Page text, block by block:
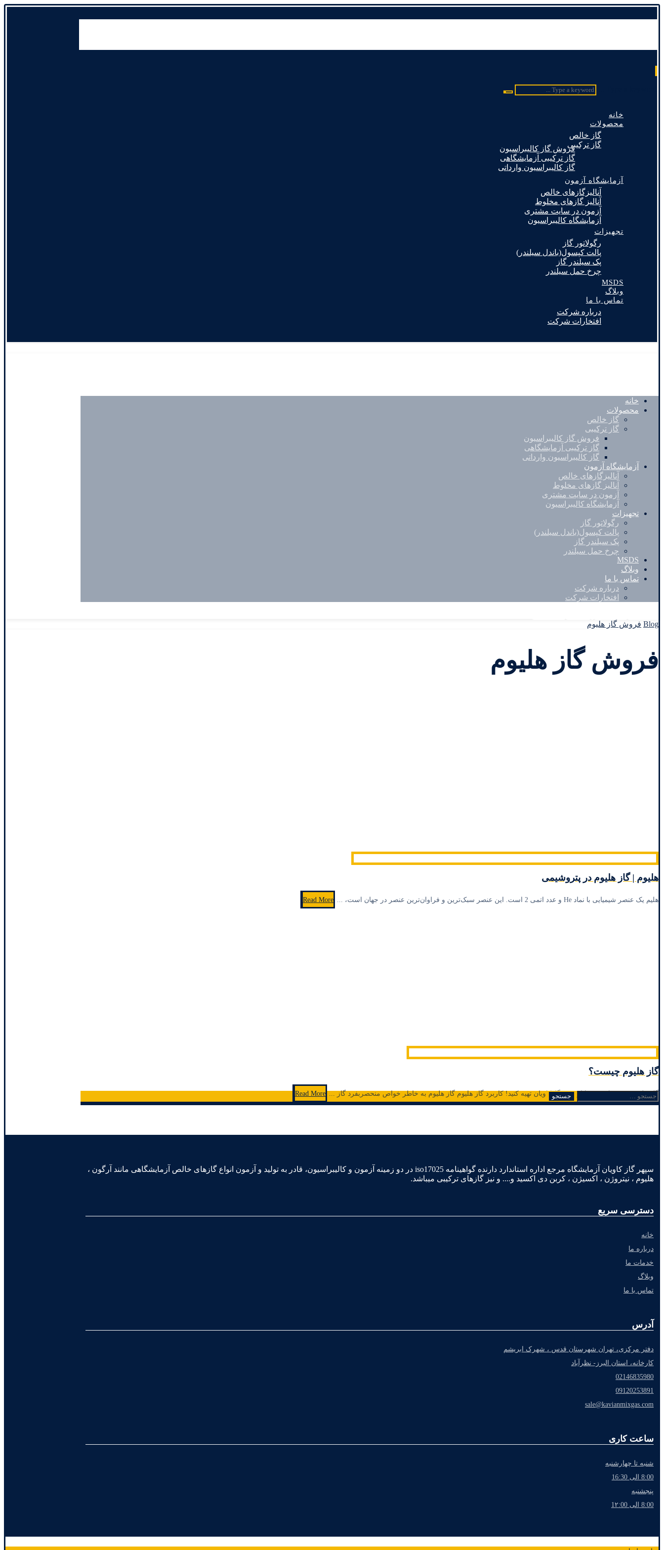
خانه
محصولات
گاز خالص
گاز ترکیبیفروش گاز کالیبراسیون
گاز ترکیبی آزمایشگاهی
گاز کالیبراسیون وارداتی
آزمایشگاه آزمون
آنالیزگازهای خالص
آنالیز گازهای مخلوط
آزمون در سایت مشتری
آزمایشگاه کالیبراسیون
تجهیزات
رگولاتور گاز
پالت کپسول(باندل سیلندر)
پک سیلندر گاز
چرخ حمل سیلندر
MSDS
وبلاگ
تماس با ما
درباره شرکت
افتخارات شرکت
خانه
محصولات
گاز خالص
گاز ترکیبی
فروش گاز کالیبراسیون
گاز ترکیبی آزمایشگاهی
گاز کالیبراسیون وارداتی
آزمایشگاه آزمون
آنالیزگازهای خالص
آنالیز گازهای مخلوط
آزمون در سایت مشتری
آزمایشگاه کالیبراسیون
تجهیزات
رگولاتور گاز
پالت کپسول(باندل سیلندر)
پک سیلندر گاز
چرخ حمل سیلندر
MSDS
وبلاگ
تماس با ما
درباره شرکت
افتخارات شرکت
Blog فروش گاز هلیوم
فروش گاز هلیوم
هلیوم | گاز هلیوم در پتروشیمی
هلیم یک عنصر شیمیایی با نماد He و عدد اتمی 2 است. این عنصر سبک‌ترین و فراوان‌ترین عنصر در جهان است، ... Read More
گاز هليوم چیست؟
گاز هلیوم مورد نیاز خود را از سپهرگازکاویان تهیه کنید! کاربرد گاز هلیوم گاز هلیوم به خاطر خواص منحصربفرد گاز ... Read More
جستجو
برای:
سپهر گاز کاویان آزمایشگاه مرجع اداره استاندارد دارنده گواهینامه iso17025 در دو زمینه آزمون و کالیبراسیون، قادر به تولید و آزمون انواع گازهای خالص آزمایشگاهی مانند آرگون ،
هلیوم ، نیتروژن ، اکسیژن ، کربن دی اکسید و.... و نیز گازهای ترکیبی میباشد.
دسترسی سریع
خانه
درباره ما
خدمات ما
وبلاگ
تماس با ما
آدرس
دفتر مرکزی، تهران شهرستان قدس ، شهرک ابریشم
کارخانه، استان البرز- نظرآباد
02146835980
09120253891
sale@kavianmixgas.com
ساعت کاری
شنبه تا چهارشنبه
8:00 الی 16:30
پنجشنبه
8:00 الی 1۲:00